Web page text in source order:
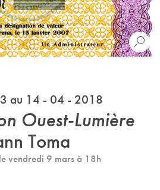
au 14 - 04 - 2018
Ouest-Lumière
Toma
vendredi 9 mars à 18h